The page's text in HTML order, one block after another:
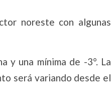
noreste con algunas
y una mínima de -3°. La
será variando desde el